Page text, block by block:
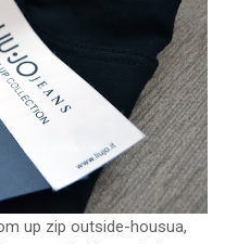
up zip outside-housua,